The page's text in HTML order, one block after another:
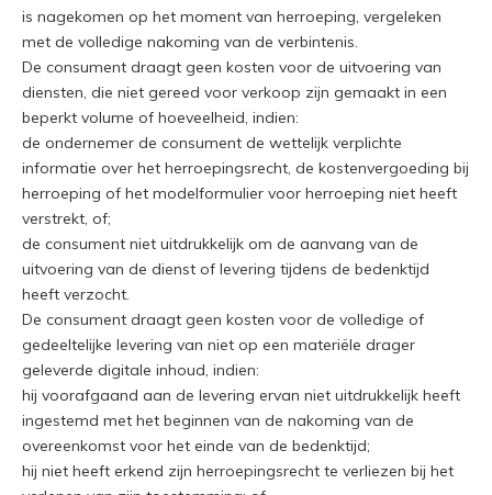
is nagekomen op het moment van herroeping, vergeleken
met de volledige nakoming van de verbintenis.
De consument draagt geen kosten voor de uitvoering van
diensten, die niet gereed voor verkoop zijn gemaakt in een
beperkt volume of hoeveelheid, indien:
de ondernemer de consument de wettelijk verplichte
informatie over het herroepingsrecht, de kostenvergoeding bij
herroeping of het modelformulier voor herroeping niet heeft
verstrekt, of;
de consument niet uitdrukkelijk om de aanvang van de
uitvoering van de dienst of levering tijdens de bedenktijd
heeft verzocht.
De consument draagt geen kosten voor de volledige of
gedeeltelijke levering van niet op een materiële drager
geleverde digitale inhoud, indien:
hij voorafgaand aan de levering ervan niet uitdrukkelijk heeft
ingestemd met het beginnen van de nakoming van de
overeenkomst voor het einde van de bedenktijd;
hij niet heeft erkend zijn herroepingsrecht te verliezen bij het